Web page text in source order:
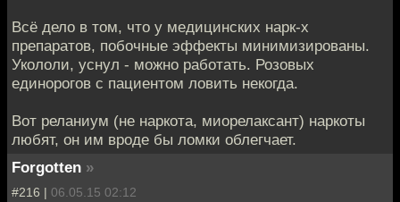
Всё дело в том, что у медицинских нарк-х
препаратов, побочные эффекты минимизированы.
Укололи, уснул - можно работать. Розовых
единорогов с пациентом ловить некогда.
Вот реланиум (не наркота, миорелаксант) наркоты
любят, он им вроде бы ломки облегчает.
Forgotten »
#216 | 06.05.15 02:12